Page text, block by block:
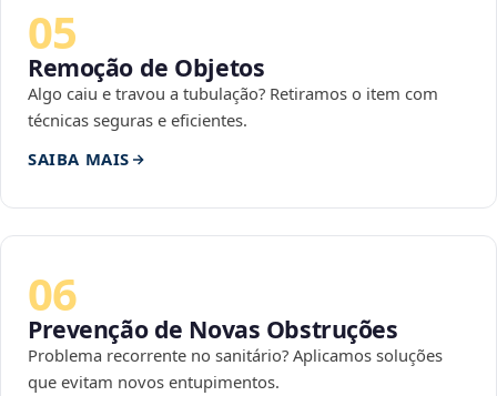
05
Remoção de Objetos
Algo caiu e travou a tubulação? Retiramos o item com
técnicas seguras e eficientes.
SAIBA MAIS
06
Prevenção de Novas Obstruções
Problema recorrente no sanitário? Aplicamos soluções
que evitam novos entupimentos.